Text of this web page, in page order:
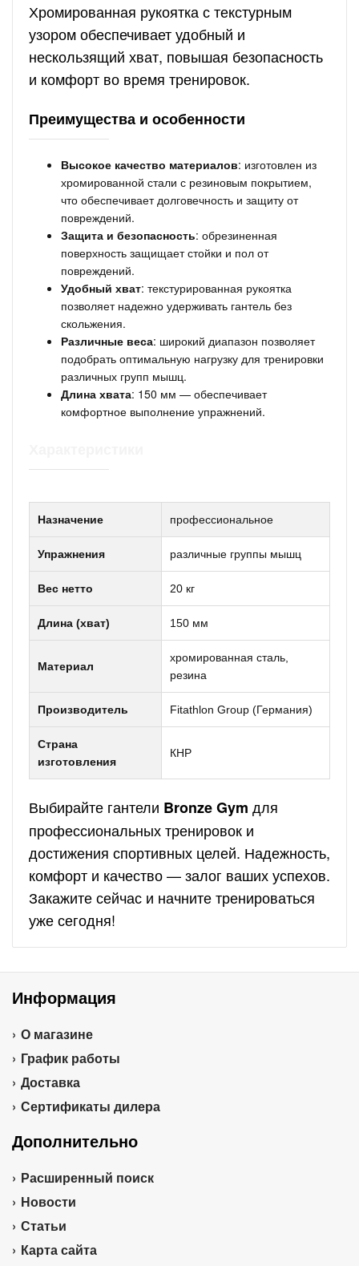
Хромированная рукоятка с текстурным
узором обеспечивает удобный и
нескользящий хват, повышая безопасность
и комфорт во время тренировок.
Преимущества и особенности
Высокое качество материалов: изготовлен из
хромированной стали с резиновым покрытием,
что обеспечивает долговечность и защиту от
повреждений.
Защита и безопасность: обрезиненная
поверхность защищает стойки и пол от
повреждений.
Удобный хват: текстурированная рукоятка
позволяет надежно удерживать гантель без
скольжения.
Различные веса: широкий диапазон позволяет
подобрать оптимальную нагрузку для тренировки
различных групп мышц.
Длина хвата: 150 мм — обеспечивает
комфортное выполнение упражнений.
Назначение профессиональное
Упражнения различные группы мышц
Вес нетто 20 кг
Длина (хват) 150 мм
Материал
хромированная сталь,
резина
Производитель Fitathlon Group (Германия)
Страна
изготовления
КНР
Выбирайте гантели Bronze Gym для
профессиональных тренировок и
достижения спортивных целей. Надежность,
комфорт и качество — залог ваших успехов.
Закажите сейчас и начните тренироваться
уже сегодня!
Информация
О магазине
График работы
Доставка
Сертификаты дилера
Дополнительно
Расширенный поиск
Новости
Статьи
Карта сайта